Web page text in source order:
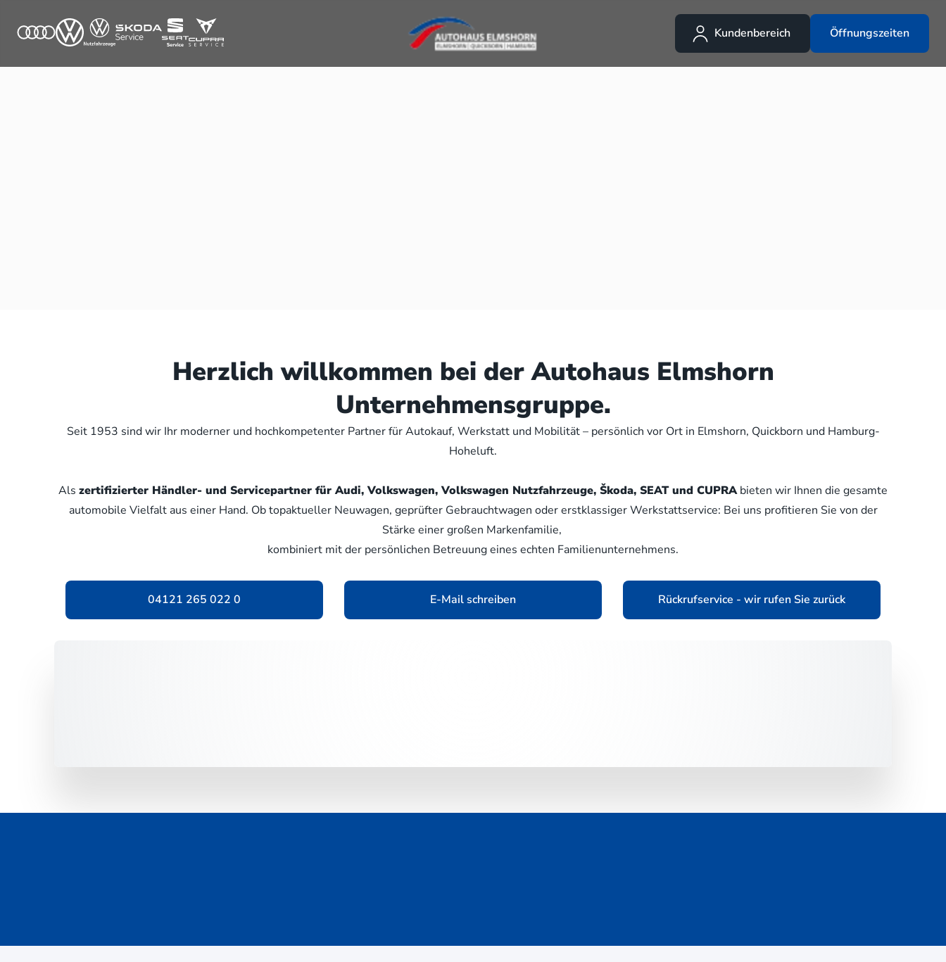
Kundenbereich Öffnungszeiten
Herzlich willkommen bei der Autohaus Elmshorn
Unternehmensgruppe.
Seit 1953 sind wir Ihr moderner und hochkompetenter Partner für Autokauf, Werkstatt und Mobilität – persönlich vor Ort in Elmshorn, Quickborn und Hamburg-
Hoheluft.
Als zertifizierter Händler- und Servicepartner für Audi, Volkswagen, Volkswagen Nutzfahrzeuge, Škoda, SEAT und CUPRAbieten wir Ihnen die gesamte
automobile Vielfalt aus einer Hand. Ob topaktueller Neuwagen, geprüfter Gebrauchtwagen oder erstklassiger Werkstattservice: Bei uns profitieren Sie von der
Stärke einer großen Markenfamilie,
kombiniert mit der persönlichen Betreuung eines echten Familienunternehmens.
04121 265 022 0 E-Mail schreiben Rückrufservice - wir rufen Sie zurück